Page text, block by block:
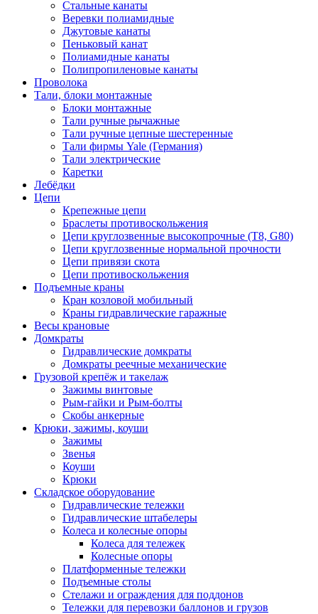
Стальные канаты
Веревки полиамидные
Джутовые канаты
Пеньковый канат
Полиамидные канаты
Полипропиленовые канаты
Проволока
Тали, блоки монтажные
Блоки монтажные
Тали ручные рычажные
Тали ручные цепные шестеренные
Тали фирмы Yale (Германия)
Тали электрические
Каретки
Лебёдки
Цепи
Крепежные цепи
Браслеты противоскольжения
Цепи круглозвенные высокопрочные (Т8, G80)
Цепи круглозвенные нормальной прочности
Цепи привязи скота
Цепи противоскольжения
Подъемные краны
Кран козловой мобильный
Краны гидравлические гаражные
Весы крановые
Домкраты
Гидравлические домкраты
Домкраты реечные механические
Грузовой крепёж и такелаж
Зажимы винтовые
Рым-гайки и Рым-болты
Скобы анкерные
Крюки, зажимы, коуши
Зажимы
Звенья
Коуши
Крюки
Складское оборудование
Гидравлические тележки
Гидравлические штабелеры
Колеса и колесные опоры
Колеса для тележек
Колесные опоры
Платформенные тележки
Подъемные столы
Стелажи и ограждения для поддонов
Тележки для перевозки баллонов и грузов